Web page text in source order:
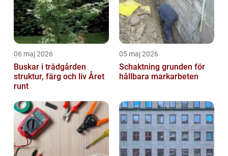
06 maj 2026
Buskar i trädgården
struktur, färg och liv Året
runt
05 maj 2026
Schaktning grunden för
hållbara markarbeten